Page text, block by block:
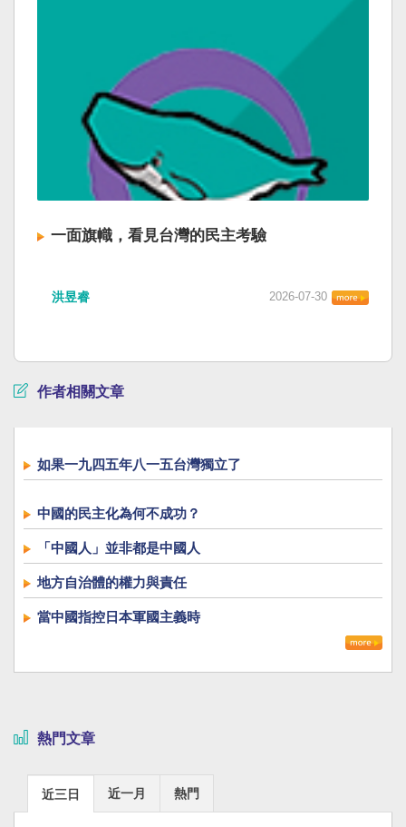
一面旗幟，看見台灣的民主考驗
洪昱睿 2026-07-30
作者相關文章
如果一九四五年八一五台灣獨立了
中國的民主化為何不成功？
「中國人」並非都是中國人
地方自治體的權力與責任
當中國指控日本軍國主義時
熱門文章
近三日 近一月 熱門